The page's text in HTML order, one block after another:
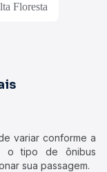
Floresta
variar conforme a
o tipo de ônibus
sua passagem.